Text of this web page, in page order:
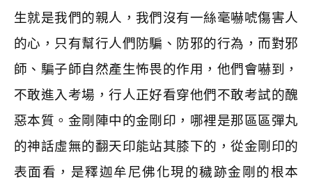
生就是我們的親人，我們沒有一絲毫嚇唬傷害人
的心，只有幫行人們防騙、防邪的行為，而對邪
師、騙子師自然產生怖畏的作用，他們會嚇到，
不敢進入考場，行人正好看穿他們不敢考試的醜
惡本質。金剛陣中的金剛印，哪裡是那區區彈丸
的神話虛無的翻天印能站其膝下的，從金剛印的
表面看，是釋迦牟尼佛化現的穢跡金剛的根本